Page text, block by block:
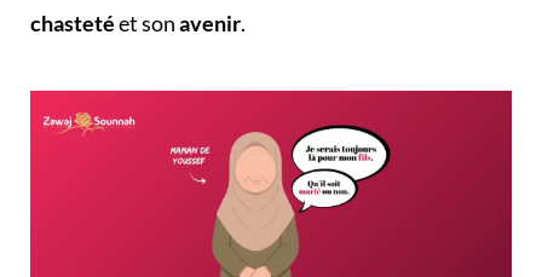
chastetéet sonavenir.